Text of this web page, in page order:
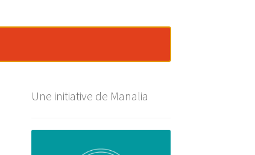
Une initiative de Manalia